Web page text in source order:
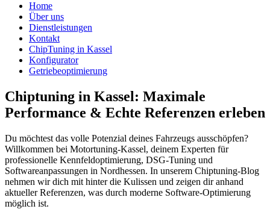
Home
Über uns
Dienstleistungen
Kontakt
ChipTuning in Kassel
Konfigurator
Getriebeoptimierung
Chiptuning in Kassel: Maximale
Performance & Echte Referenzen erleben
Du möchtest das volle Potenzial deines Fahrzeugs ausschöpfen?
Willkommen bei Motortuning-Kassel, deinem Experten für
professionelle Kennfeldoptimierung, DSG-Tuning und
Softwareanpassungen in Nordhessen. In unserem Chiptuning-Blog
nehmen wir dich mit hinter die Kulissen und zeigen dir anhand
aktueller Referenzen, was durch moderne Software-Optimierung
möglich ist.